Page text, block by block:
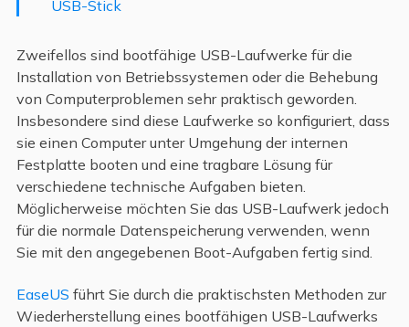
USB-Stick
Zweifellos sind bootfähige USB-Laufwerke für die
Installation von Betriebssystemen oder die Behebung
von Computerproblemen sehr praktisch geworden.
Insbesondere sind diese Laufwerke so konfiguriert, dass
sie einen Computer unter Umgehung der internen
Festplatte booten und eine tragbare Lösung für
verschiedene technische Aufgaben bieten.
Möglicherweise möchten Sie das USB-Laufwerk jedoch
für die normale Datenspeicherung verwenden, wenn
Sie mit den angegebenen Boot-Aufgaben fertig sind.
EaseUS führt Sie durch die praktischsten Methoden zur
Wiederherstellung eines bootfähigen USB-Laufwerks